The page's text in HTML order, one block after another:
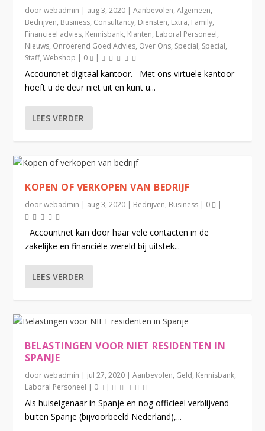
doorwebadmin | aug 3, 2020 |Aanbevolen,Algemeen,
Bedrijven, Business, Consultancy, Diensten, Extra, Family,
Financieel advies, Kennisbank, Klanten, Laboral Personeel,
Nieuws, Onroerend Goed Advies, Over Ons, Special, Special,
Staff,Webshop | 0 |
Accountnet digitaal kantoor. Met ons virtuele kantoor
hoeft u de deur niet uit en kunt u...
LEES VERDER
KOPEN OF VERKOPEN VAN BEDRIJF
doorwebadmin | aug 3, 2020 | Bedrijven, Business | 0 |
Accountnet kan door haar vele contacten in de
zakelijke en financiële wereld bij uitstek...
LEES VERDER
BELASTINGEN VOOR NIET RESIDENTEN IN
SPANJE
doorwebadmin | jul 27, 2020 |Aanbevolen, Geld, Kennisbank,
Laboral Personeel | 0 |
Als huiseigenaar in Spanje en nog officieel verblijvend
buiten Spanje (bijvoorbeeld Nederland),...